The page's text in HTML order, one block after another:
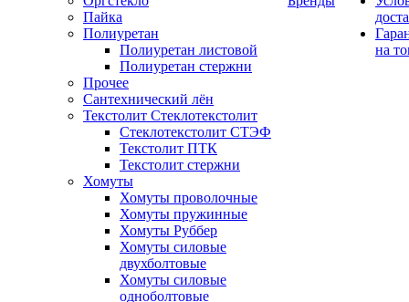
Пайка
Полиуретан
Полиуретан листовой
Полиуретан стержни
Прочее
Сантехнический лён
Текстолит Стеклотекстолит
Стеклотекстолит СТЭФ
Текстолит ПТК
Текстолит стержни
Хомуты
Хомуты проволочные
Хомуты пружинные
Хомуты Руббер
Хомуты силовые
двухболтовые
Хомуты силовые
одноболтовые
на